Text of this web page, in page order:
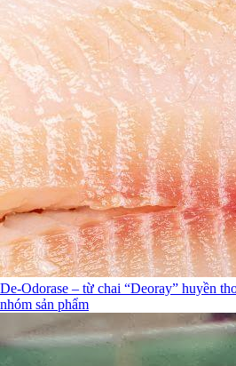
De-Odorase – từ chai “Deoray” huyền
nhóm sản phẩm